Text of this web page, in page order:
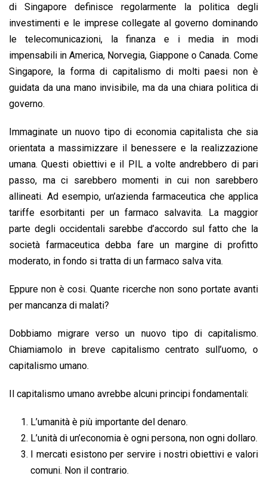
di Singapore definisce regolarmente la politica degli
investimenti e le imprese collegate al governo dominando
le telecomunicazioni, la finanza e i media in modi
impensabili in America, Norvegia, Giappone o Canada. Come
Singapore, la forma di capitalismo di molti paesi non è
guidata da una mano invisibile, ma da una chiara politica di
governo.
Immaginate un nuovo tipo di economia capitalista che sia
orientata a massimizzare il benessere e la realizzazione
umana. Questi obiettivi e il PIL a volte andrebbero di pari
passo, ma ci sarebbero momenti in cui non sarebbero
allineati. Ad esempio, un’azienda farmaceutica che applica
tariffe esorbitanti per un farmaco salvavita. La maggior
parte degli occidentali sarebbe d’accordo sul fatto che la
società farmaceutica debba fare un margine di profitto
moderato, in fondo si tratta di un farmaco salva vita.
Eppure non è cosi. Quante ricerche non sono portate avanti
per mancanza di malati?
Dobbiamo migrare verso un nuovo tipo di capitalismo.
Chiamiamolo in breve capitalismo centrato sull’uomo, o
capitalismo umano.
Il capitalismo umano avrebbe alcuni principi fondamentali:
L’umanità è più importante del denaro.
L’unità di un’economia è ogni persona, non ogni dollaro.
I mercati esistono per servire i nostri obiettivi e valori
comuni. Non il contrario.